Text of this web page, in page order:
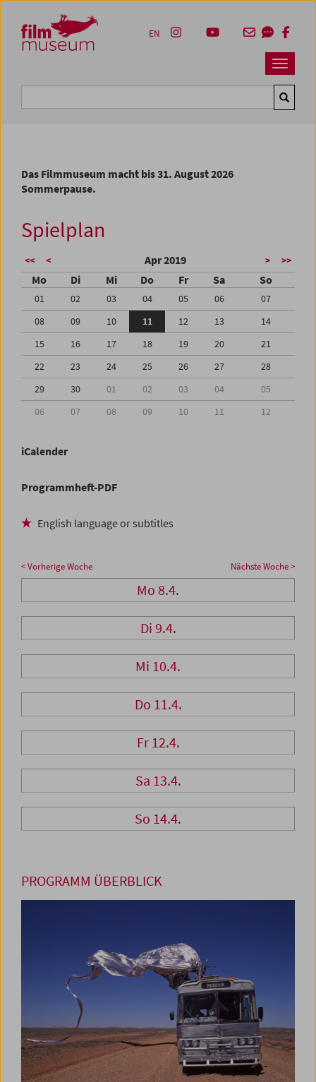
Zum Inhalt
Zum Hauptmenü
Zur Servicenavigation
Zum Suche
Navbar
EN
Das Filmmuseum macht bis 31. August 2026
Sommerpause.
Spielplan
<< < Apr 2019 > >>
Mo Di Mi Do Fr Sa So
01 02 03 04 05 06
07
08
09 10 11 12 13
14
15
16 17 18 19 20
21
22
23 24 25 26 27
28
29
30 01 02 03 04
05
06
07 08 09 10 11 12
iCalender
Programmheft-PDF
English language or subtitles
< Vorherige Woche Nächste Woche >
Mo 8.4.
Di 9.4.
Mi 10.4.
Do 11.4.
Fr 12.4.
Sa 13.4.
So 14.4.
PROGRAMM ÜBERBLICK